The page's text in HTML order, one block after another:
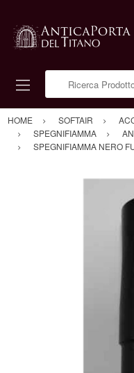
HOME SOFTAIR
SPEGNIFIAMMA
SPEGNIFIAMMA NERO